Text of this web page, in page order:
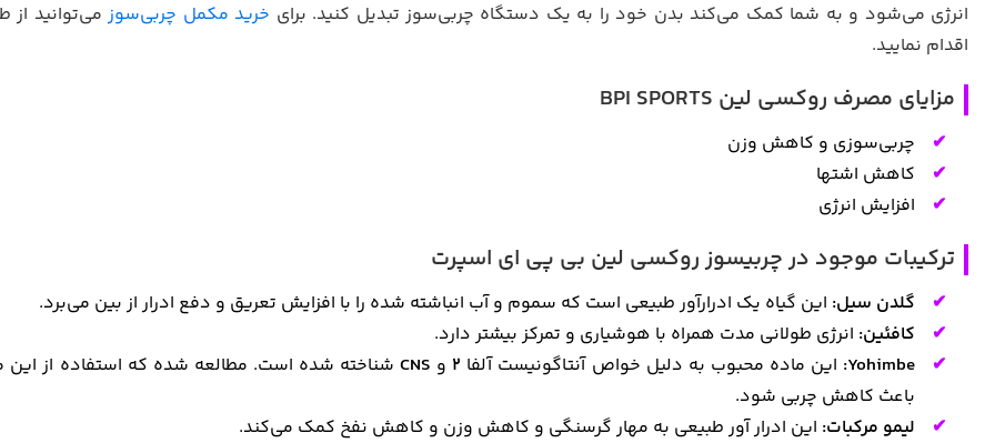
انرژی می‌شود و به شما کمک می‌کند بدن خود را به یک دستگاه چربی‌سوز تبدیل کنید. برای خرید مکمل چربی‌سوزمی‌توانید
اقدام نمایید.
مزایای مصرف روکسی لین BPI SPORTS
چربی‌سوزی و کاهش وزن
کاهش اشتها
افزایش انرژی
ترکیبات موجود در چربیسوز روکسی لین بی پی ای اسپرت
گلدن سیل: این گیاه یک ادرارآور طبیعی است که سموم و آب انباشته شده را با افزایش تعریق و دفع ادرار از بین می‌برد.
کافئین: انرژی طولانی مدت همراه با هوشیاری و تمرکز بیشتر دارد.
Yohimbe: این ماده محبوب به دلیل خواص آنتاگونیست آلفا 2 و CNS شناخته شده است. مطالعه شده که استفاده از این
باعث کاهش چربی شود.
لیمو مرکبات: این ادرار آور طبیعی به مهار گرسنگی و کاهش وزن و کاهش نفخ کمک می‌کند.